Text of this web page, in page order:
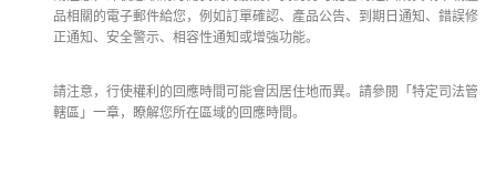
品相關的電子郵件給您，例如訂單確認、產品公告、到期日通知、錯誤修
正通知、安全警示、相容性通知或增強功能。
請注意，行使權利的回應時間可能會因居住地而異。請參閱「特定司法管
轄區」一章，瞭解您所在區域的回應時間。